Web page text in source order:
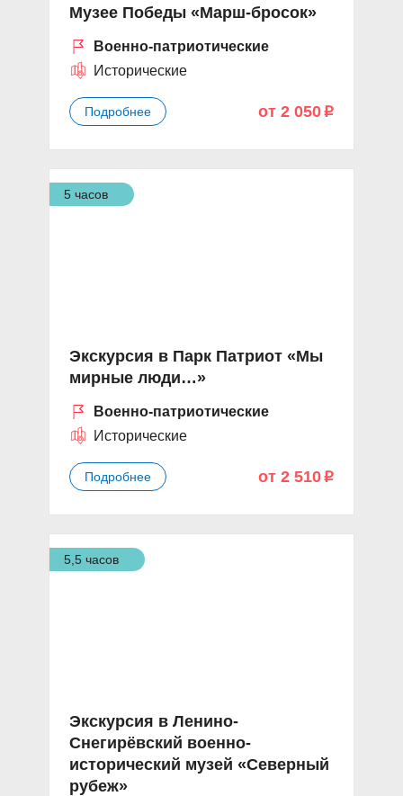
Музее Победы «Марш-бросок»
Военно-патриотические
Исторические
Подробнее от 2 050 p
5 часов
Экскурсия в Парк Патриот «Мы
мирные люди…»
Военно-патриотические
Исторические
Подробнее от 2 510 p
5,5 часов
Экскурсия в Ленино-
Снегирёвский военно-
исторический музей «Северный
рубеж»